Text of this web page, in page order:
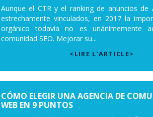
Aunque el CTR y el ranking de anuncios de
estrechamente vinculados, en 2017 la
orgánico todavía no es unánimemente
comunidad SEO. Mejorar su...
<LIRE L’ARTICLE>
CÓMO ELEGIR UNA AGENCIA DE
WEB EN 9 PUNTOS